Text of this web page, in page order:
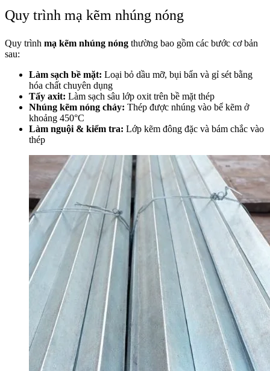
Quy trình mạ kẽm nhúng nóng
Quy trình mạ kẽm nhúng nóng thường bao gồm các bước cơ bản
sau:
Làm sạch bề mặt: Loại bỏ dầu mỡ, bụi bẩn và gỉ sét bằng
hóa chất chuyên dụng
Tẩy axit: Làm sạch sâu lớp oxit trên bề mặt thép
Nhúng kẽm nóng chảy: Thép được nhúng vào bể kẽm ở
khoảng 450°C
Làm nguội & kiểm tra: Lớp kẽm đông đặc và bám chắc vào
thép